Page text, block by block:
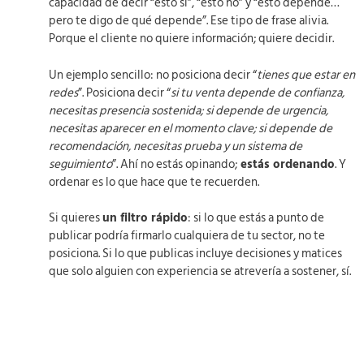
pero te digo de qué depende”. Ese tipo de frase alivia.
Porque el cliente no quiere información; quiere decidir.
Un ejemplo sencillo: no posiciona decir “tienes que estar en
redes”. Posiciona decir “si tu venta depende de confianza,
necesitas presencia sostenida; si depende de urgencia,
necesitas aparecer en el momento clave; si depende de
recomendación, necesitas prueba y un sistema de
seguimiento”. Ahí no estás opinando;estás ordenando. Y
ordenar es lo que hace que te recuerden.
Si quieresun filtro rápido: si lo que estás a punto de
publicar podría firmarlo cualquiera de tu sector, no te
posiciona. Si lo que publicas incluye decisiones y matices
que solo alguien con experiencia se atrevería a sostener, sí.